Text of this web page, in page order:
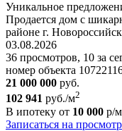
Уникальное
Продается дом с
районе г.
03.08.2026
36 просмотров, 10 за
номер объекта
21 000 000 руб.
102 941 руб./м2
В ипотеку от 10 000 р/
Записаться на просмотр